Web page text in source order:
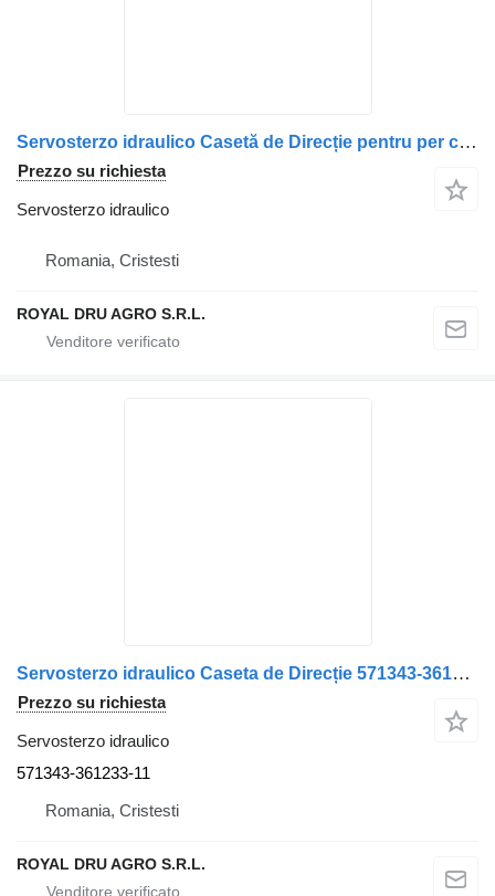
Servosterzo idraulico Casetă de Direcție pentru per camion Scania (Coduri: 1438213, 1930694, 2260735, 573184, 1381877, 1847313, 571406)
Prezzo su richiesta
Servosterzo idraulico
Romania, Cristesti
ROYAL DRU AGRO S.R.L.
Servosterzo idraulico Caseta de Direcție 571343-361233-11 per camion Scania 8044955114
Prezzo su richiesta
Servosterzo idraulico
571343-361233-11
Romania, Cristesti
ROYAL DRU AGRO S.R.L.